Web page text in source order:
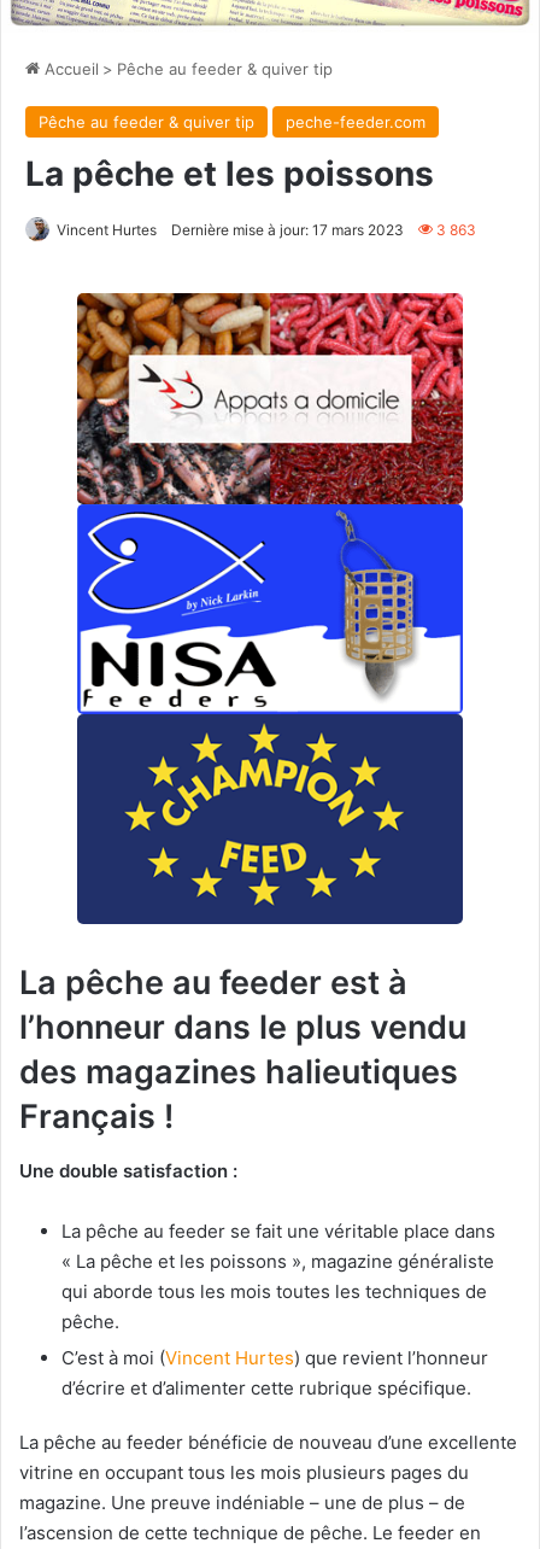
Accueil > Pêche au feeder & quiver tip
Pêche au feeder & quiver tip peche-feeder.com
La pêche et les poissons
Vincent Hurtes Dernière mise à jour: 17 mars 2023 3 863
La pêche au feeder est à
l’honneur dans le plus vendu
des magazines halieutiques
Français !
Une double satisfaction :
La pêche au feeder se fait une véritable place dans
« La pêche et les poissons », magazine généraliste
qui aborde tous les mois toutes les techniques de
pêche.
C’est à moi (Vincent Hurtes) que revient l’honneur
d’écrire et d’alimenter cette rubrique spécifique.
La pêche au feeder bénéficie de nouveau d’une excellente
vitrine en occupant tous les mois plusieurs pages du
magazine. Une preuve indéniable – une de plus – de
l’ascension de cette technique de pêche. Le feeder en